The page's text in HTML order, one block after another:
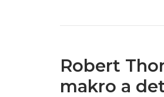
kroky“
Robert
makro a